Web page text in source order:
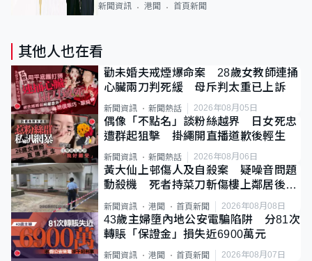
新聞資訊 港聞 首頁新聞
其他人也在看
勸未婚夫戒煙爆命案 28歲女教師連捅
心臟兩刀判死緩 母斥判太重已上訴
新聞資訊 新聞熱話 2026年08月05日
偶像「不點名」談粉絲越界 日女死忠
遭群起狙擊 掛繩開直播道歉後輕生
新聞資訊 新聞熱話 2026年08月06日
黃大仙上邨傷人及自殺案 疑噪音問題
動殺機 死者持菜刀斬傷樓上鄰居後墮
新聞資訊 港聞 首頁新聞 2026年08月08日
43歲主婦墮內地公安電騙陷阱 分81次
轉賬「保證金」損失近6900萬元
新聞資訊 港聞 首頁新聞 2026年08月07日